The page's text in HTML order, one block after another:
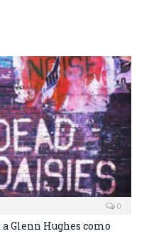
0
Glenn Hughes como